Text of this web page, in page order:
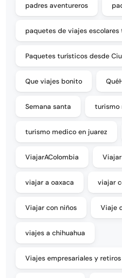
padres aventureros
paquetes de viajes
Paquetes turísticos desde
Que viajes bonito
Semana santa turismo
turismo medico en juarez
ViajarAColombia
viajar a oaxaca viajar
Viajar con niños Viaje
viajes a chihuahua
Viajes empresariales y